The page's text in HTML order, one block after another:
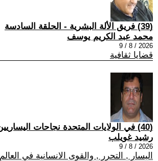
(39) فريق الألة البشرية - الحلقة السادسة
محمد عبد الكريم يوسف
2026 / 8 / 9
قضايا ثقافية
(40) في الولايات المتحدة نجاحات اليساريين تتواصل
رشيد غويلب
2026 / 8 / 9
اليسار , التحرر , والقوى الانسانية في العالم